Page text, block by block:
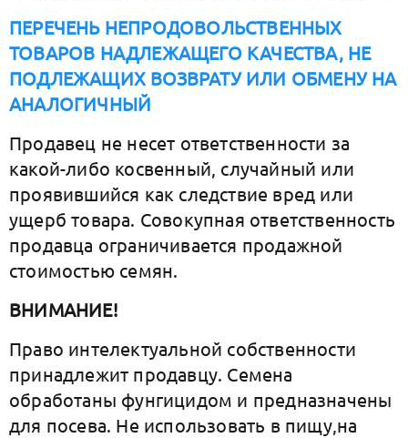
ПЕРЕЧЕНЬ НЕПРОДОВОЛЬСТВЕННЫХ
ТОВАРОВ НАДЛЕЖАЩЕГО КАЧЕСТВА, НЕ
ПОДЛЕЖАЩИХ ВОЗВРАТУ ИЛИ ОБМЕНУ НА
АНАЛОГИЧНЫЙ
Продавец не несет ответственности за
какой-либо косвенный, случайный или
проявившийся как следствие вред или
ущерб товара. Совокупная ответственность
продавца ограничивается продажной
стоимостью семян.
ВНИМАНИЕ!
Право интелектуальной собственности
принадлежит продавцу. Семена
обработаны фунгицидом и предназначены
для посева. Не использовать в пищу,на